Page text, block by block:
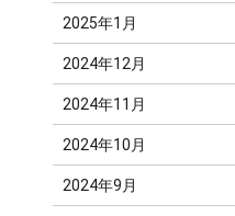
2025年1月
2024年12月
2024年11月
2024年10月
2024年9月